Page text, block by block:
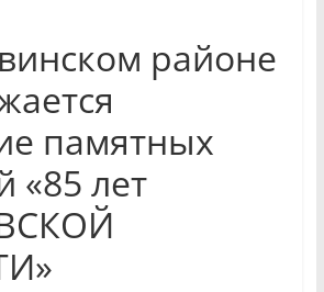
районе
памятных
«85 лет